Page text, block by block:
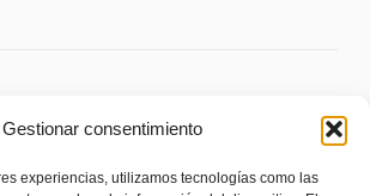
Gestionar consentimiento
experiencias, utilizamos tecnologías como las